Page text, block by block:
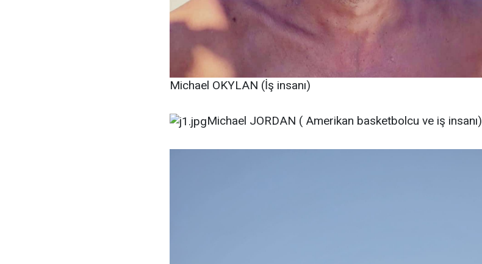
Michael OKYLAN (İş insanı)
Michael JORDAN ( Amerikan basketbolcu ve iş insanı)